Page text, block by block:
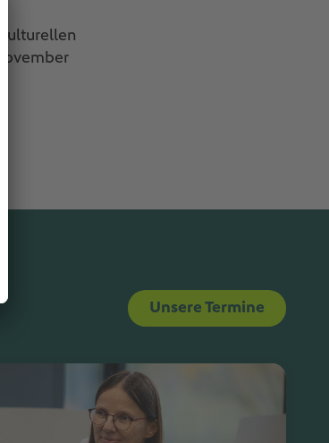
Unsere Termine